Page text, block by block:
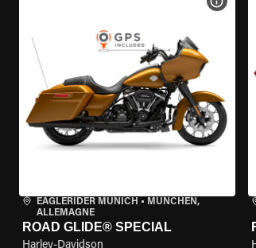
EAGLERIDER MUNICH • MÜNCHEN,
ALLEMAGNE
ROAD GLIDE® SPECIAL
Harley-Davidson